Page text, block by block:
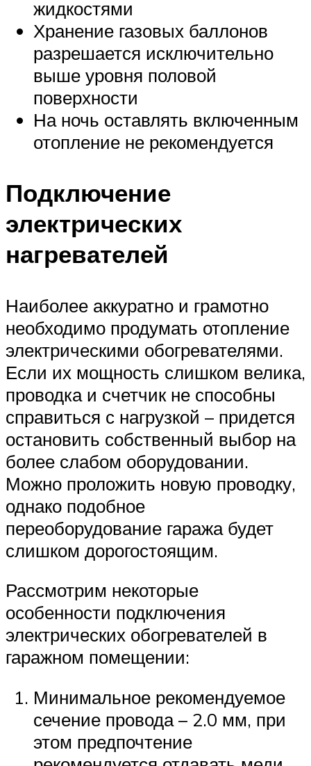
жидкостями
Хранение газовых баллонов
разрешается исключительно
выше уровня половой
поверхности
На ночь оставлять включенным
отопление не рекомендуется
Подключение
электрических
нагревателей
Наиболее аккуратно и грамотно
необходимо продумать отопление
электрическими обогревателями.
Если их мощность слишком велика,
проводка и счетчик не способны
справиться с нагрузкой – придется
остановить собственный выбор на
более слабом оборудовании.
Можно проложить новую проводку,
однако подобное
переоборудование гаража будет
слишком дорогостоящим.
Рассмотрим некоторые
особенности подключения
электрических обогревателей в
гаражном помещении:
Минимальное рекомендуемое
сечение провода – 2.0 мм, при
этом предпочтение